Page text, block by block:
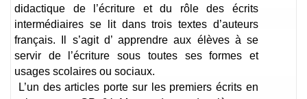
didactique de l’écriture et du rôle des écrits
intermédiaires se lit dans trois textes d’auteurs
français. Il s’agit d’ apprendre aux élèves à se
servir de l’écriture sous toutes ses formes et
usages scolaires ou sociaux.
L’un des articles porte sur les premiers écrits en